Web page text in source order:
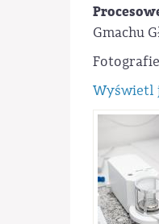
Gmachu
Wyświetl